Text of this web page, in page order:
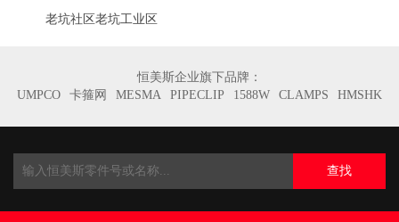
老坑社区老坑工业区
恒美斯企业旗下品牌：
UMPCO
卡箍网 MESMA PIPECLIP 1588W CLAMPS HMSHK
查找